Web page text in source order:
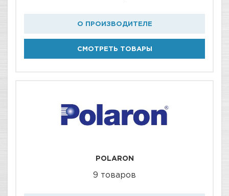
О ПРОИЗВОДИТЕЛЕ
СМОТРЕТЬ ТОВАРЫ
POLARON
9 товаров